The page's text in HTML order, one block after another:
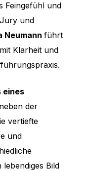
Feingefühl und
und
Neumann führt
mit Klarheit und
eines
der
vertiefte
und
Bild